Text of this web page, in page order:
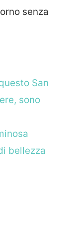
senza
San
sono
bellezza